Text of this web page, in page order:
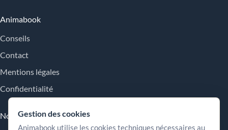
Animabook
Conseils
Contact
Mentions légales
Confidentialité
Nos engagements
Gestion des cookies
Animabook utilise les cookies techniques nécessaires au